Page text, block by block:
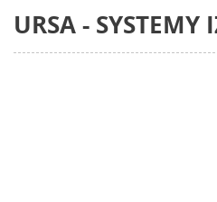
URSA - SYSTEMY